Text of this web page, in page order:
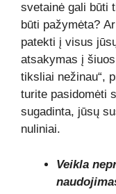
svetainė gali būti
būti pažymėta?
patekti į visus
atsakymas į šiuos
tiksliai nežinau“,
turite pasidomėti
sugadinta, jūsų
nuliniai.
Veikla